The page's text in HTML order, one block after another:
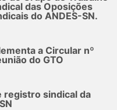
das Oposições
do ANDES-SN.
a Circular nº
do GTO
registro sindical da